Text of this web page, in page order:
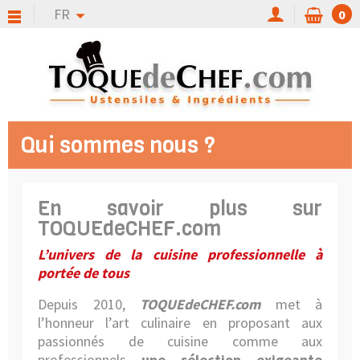
FR 0
Qui sommes nous ?
En savoir plus sur
TOQUEdeCHEF.com
L’univers de la cuisine professionnelle à
portée de tous
Depuis 2010,
TOQUEdeCHEF.commet à
l’honneur l’art culinaire en proposant aux
passionnés de cuisine comme aux